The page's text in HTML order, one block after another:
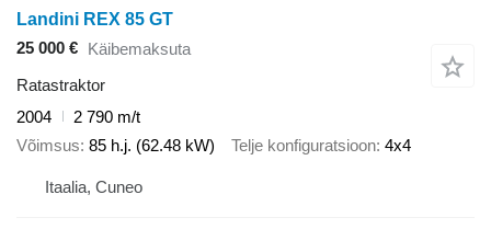
Landini REX 85 GT
25 000 € Käibemaksuta
Ratastraktor
2004
2 790 m/t
Võimsus 85 h.j. (62.48 kW) Telje konfiguratsioon 4x4
Itaalia, Cuneo